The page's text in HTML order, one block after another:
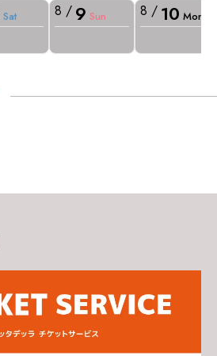
Sat 8 / 9 Sun 8 / 10 Mon